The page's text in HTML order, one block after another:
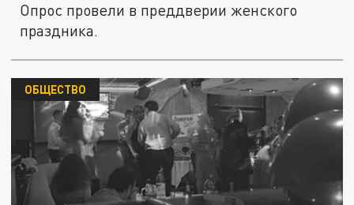
Опрос провели в преддверии женского
праздника.
ОБЩЕСТВО